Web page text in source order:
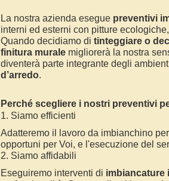
La nostra azienda esegue preventivi
interni ed esterni con pitture
Quando decidiamo di tinteggiare o
finitura murale migliorerà la nostra
diventerà parte integrante degli
d’arredo.
Perché scegliere i nostri preventivi
1. Siamo efficienti
Adatteremo il lavoro da imbianchino per
opportuni per Voi, e l'esecuzione del
2. Siamo affidabili
Eseguiremo interventi di imbiancature